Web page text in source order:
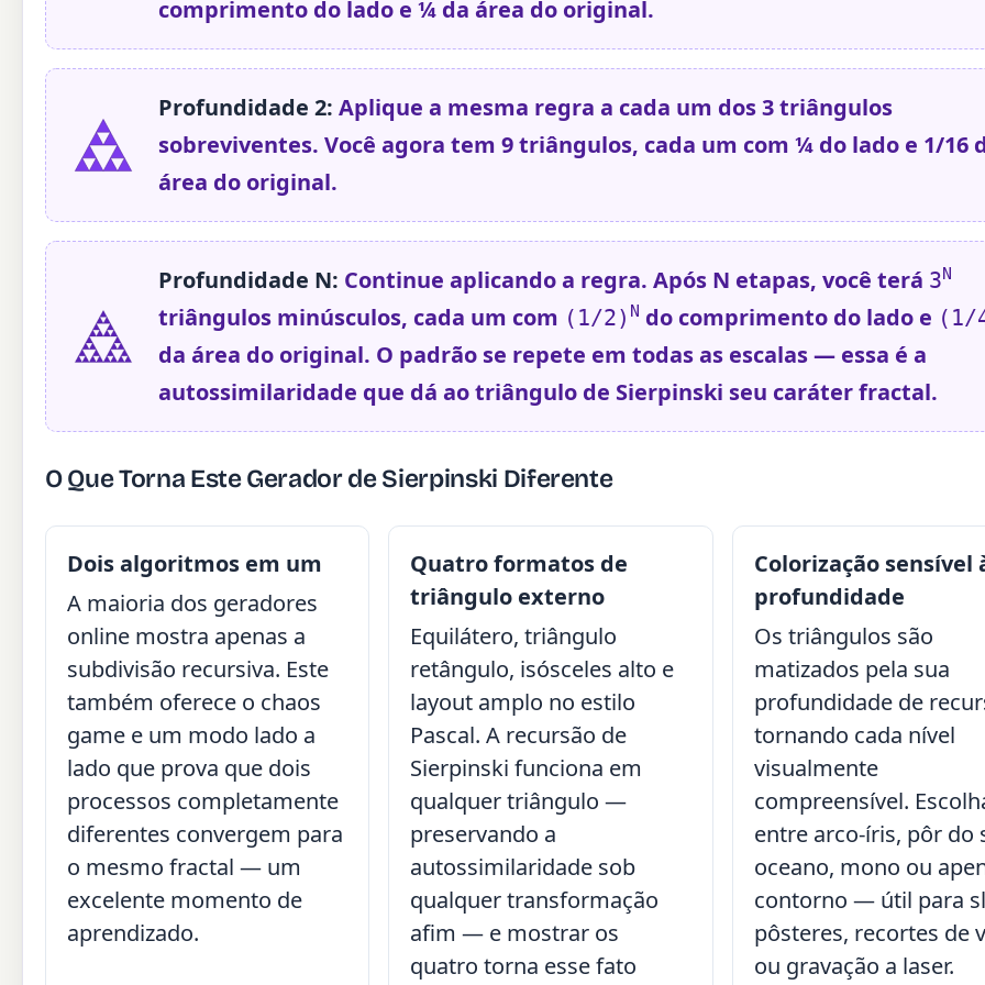
comprimento do lado e ¼ da área do original.
Profundidade 2: Aplique a mesma regra a cada um dos 3 triângulos
sobreviventes. Você agora tem 9 triângulos, cada um com ¼ do lado e 1/16
área do original.
Profundidade N: Continue aplicando a regra. Após N etapas, você terá 3N
triângulos minúsculos, cada um com (1/2) N do comprimento do lado e (1/
da área do original. O padrão se repete em todas as escalas — essa é a
autossimilaridade que dá ao triângulo de Sierpinski seu caráter fractal.
O Que Torna Este Gerador de Sierpinski Diferente
Dois algoritmos em um
A maioria dos geradores
online mostra apenas a
subdivisão recursiva. Este
também oferece o chaos
game e um modo lado a
lado que prova que dois
processos completamente
diferentes convergem para
o mesmo fractal — um
excelente momento de
aprendizado.
Quatro formatos de
triângulo externo
Equilátero, triângulo
retângulo, isósceles alto e
layout amplo no estilo
Pascal. A recursão de
Sierpinski funciona em
qualquer triângulo —
preservando a
autossimilaridade sob
qualquer transformação
afim — e mostrar os
quatro torna esse fato
Colorização sensível
profundidade
Os triângulos são
matizados pela sua
profundidade de
tornando cada nível
visualmente
compreensível.
entre arco-íris, pôr do
oceano, mono ou
contorno — útil para
pôsteres, recortes de
ou gravação a laser.